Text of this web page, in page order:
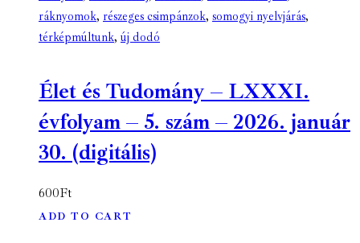
ráknyomok, részeges csimpánzok, somogyi nyelvjárás,
térképmúltunk, új dodó
Élet és Tudomány – LXXXI.
évfolyam – 5. szám – 2026. január
30. (digitális)
600Ft
ADD TO CART